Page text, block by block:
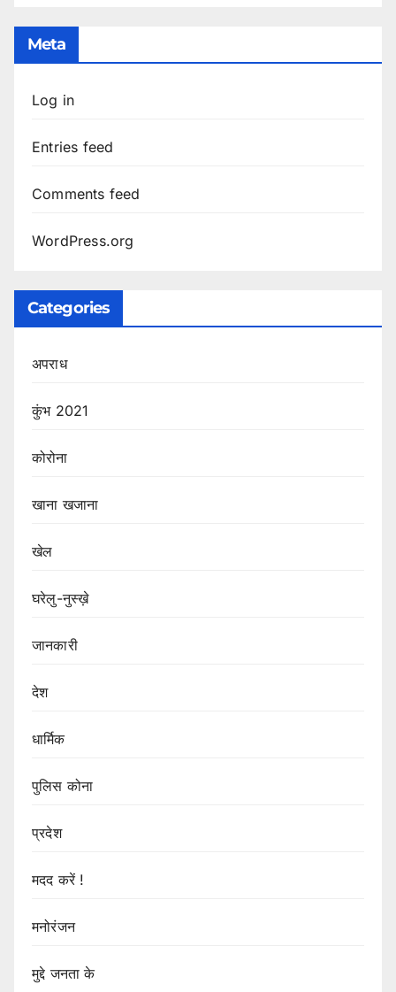
Meta
Log in
Entries feed
Comments feed
WordPress.org
Categories
अपराध
कुंभ 2021
कोरोना
खाना खजाना
खेल
घरेलु-नुस्ख़े
जानकारी
देश
धार्मिक
पुलिस कोना
प्रदेश
मदद करें !
मनोरंजन
मुद्दे जनता के